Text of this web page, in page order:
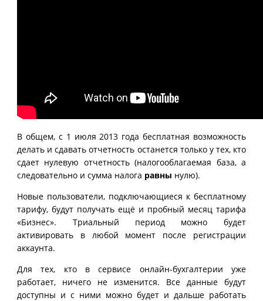
В общем, с 1 июля 2013 года бесплатная возможность
делать и сдавать отчетность останется только у тех, кто
сдает нулевую отчетность (налогооблагаемая база, а
следовательно и сумма налога равны нулю).
Новые пользователи, подключающиеся к бесплатному
тарифу, будут получать ещё и пробный месяц тарифа
«Бизнес». Триальный период можно будет
активировать в любой момент после регистрации
аккаунта.
Для тех, кто в сервисе онлайн-бухгалтерии уже
работает, ничего не изменится. Все данные будут
доступны и с ними можно будет и дальше работать